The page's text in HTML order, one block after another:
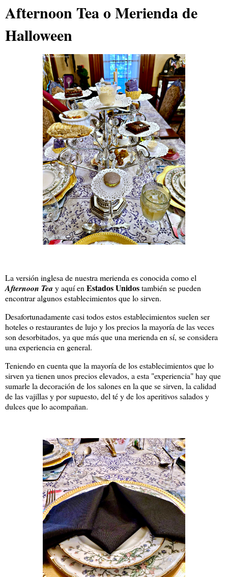
Afternoon Tea o Merienda de
Halloween
La versión inglesa de nuestra merienda es conocida como el
Afternoon Tea y aquí enEstados Unidostambién se pueden
encontrar algunos establecimientos que lo sirven.
Desafortunadamente casi todos estos establecimientos suelen ser
hoteles o restaurantes de lujo y los precios la mayoría de las veces
son desorbitados, ya que más que una merienda en sí, se considera
una experiencia en general.
Teniendo en cuenta que la mayoría de los establecimientos que lo
sirven ya tienen unos precios elevados, a esta "experiencia" hay que
sumarle la decoración de los salones en la que se sirven, la calidad
de las vajillas y por supuesto, del té y de los aperitivos salados y
dulces que lo acompañan.